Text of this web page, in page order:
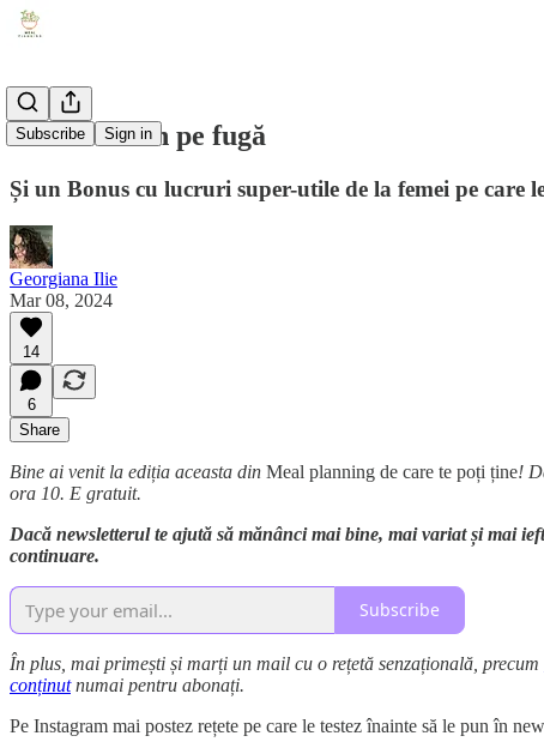
Subscribe Sign in
#3.27 Ramen pe fugă
Și un Bonus cu lucruri super-utile de la femei pe care
Georgiana Ilie
Mar 08, 2024
14
6
Share
Bine ai venit la ediția aceasta din Meal planning de care te poți ține!
ora 10. E gratuit.
Dacă newsletterul te ajută să mănânci mai bine, mai variat și mai
continuare.
Subscribe
În plus, mai primești și marți un mail cu o rețetă senzațională, precum
conținutnumai pentru abonați.
Pe Instagram mai postez rețete pe care le testez înainte să le pun în